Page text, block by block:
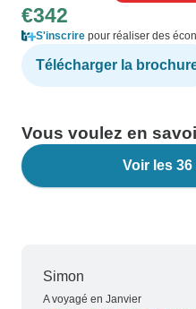
€342
S'inscrire pour réaliser des
Télécharger la
Vous voulez en
Voir les
Simon
A voyagé en Janvier